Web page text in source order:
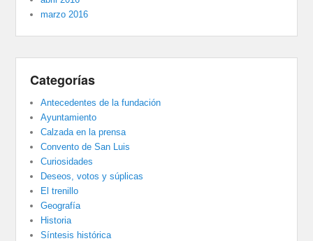
marzo 2016
Categorías
Antecedentes de la fundación
Ayuntamiento
Calzada en la prensa
Convento de San Luis
Curiosidades
Deseos, votos y súplicas
El trenillo
Geografía
Historia
Síntesis histórica